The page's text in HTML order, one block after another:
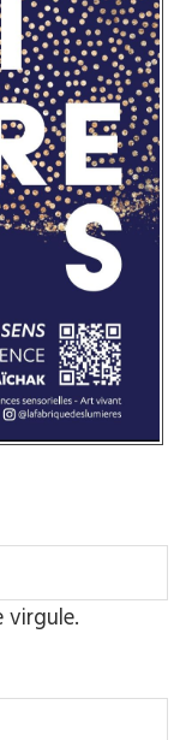
virgule.